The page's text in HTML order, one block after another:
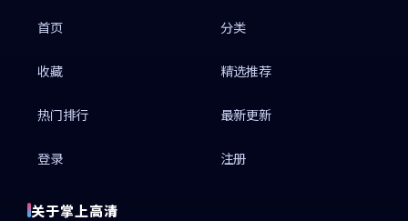
首页 分类
收藏 精选推荐
热门排行 最新更新
登录 注册
关于掌上高清